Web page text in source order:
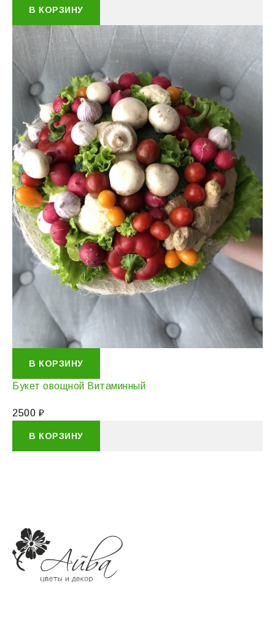
В КОРЗИНУ
В КОРЗИНУ
Букет овощной Витаминный
2500 ₽
В КОРЗИНУ